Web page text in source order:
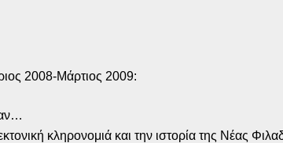
2008-Μάρτιος 2009:
κληρονομιά και την ιστορία της Νέας